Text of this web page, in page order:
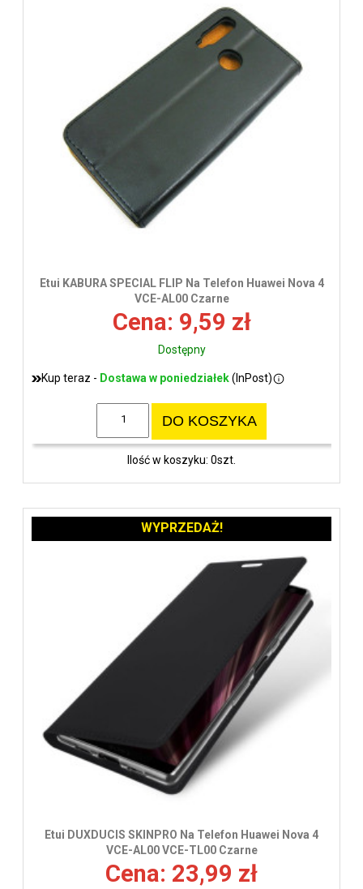
Etui KABURA SPECIAL FLIP Na Telefon Huawei Nova 4
VCE-AL00 Czarne
Cena: 9,59 zł
Dostępny
Kup teraz - Dostawa w poniedziałek(InPost)
DO KOSZYKA
Ilość w koszyku: 0szt.
Etui DUXDUCIS SKINPRO Na Telefon Huawei Nova 4
VCE-AL00 VCE-TL00 Czarne
Cena: 23,99 zł
WYPRZEDAŻ!